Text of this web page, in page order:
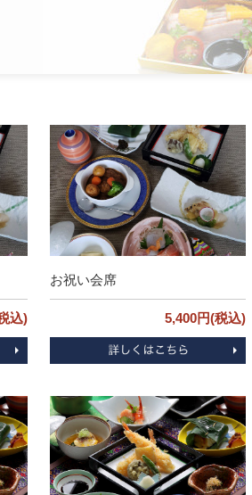
込)
お祝い会席
5,400円(税込)